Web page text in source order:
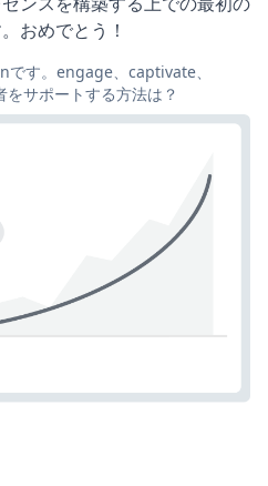
おめでとう！
す。engage、captivate、
サポートする方法は？